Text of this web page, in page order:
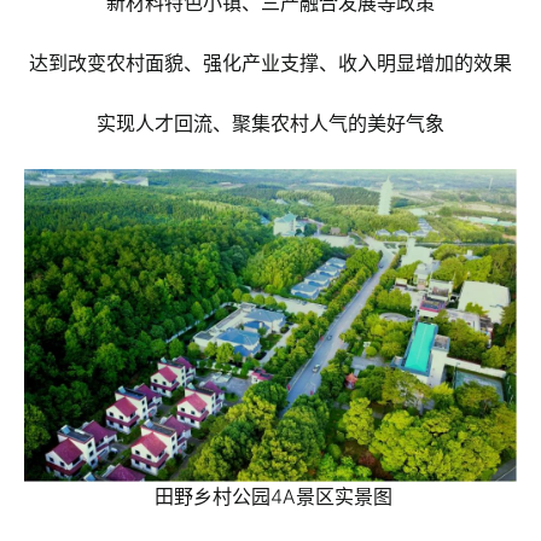
达到改变农村面貌、强化产业支撑、收入明显增加的效果
实现人才回流、聚集农村人气的美好气象
田野乡村公园4A景区实景图